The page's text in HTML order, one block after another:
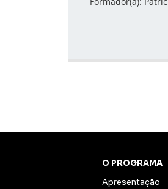
O PROGRAMA
Apresentação